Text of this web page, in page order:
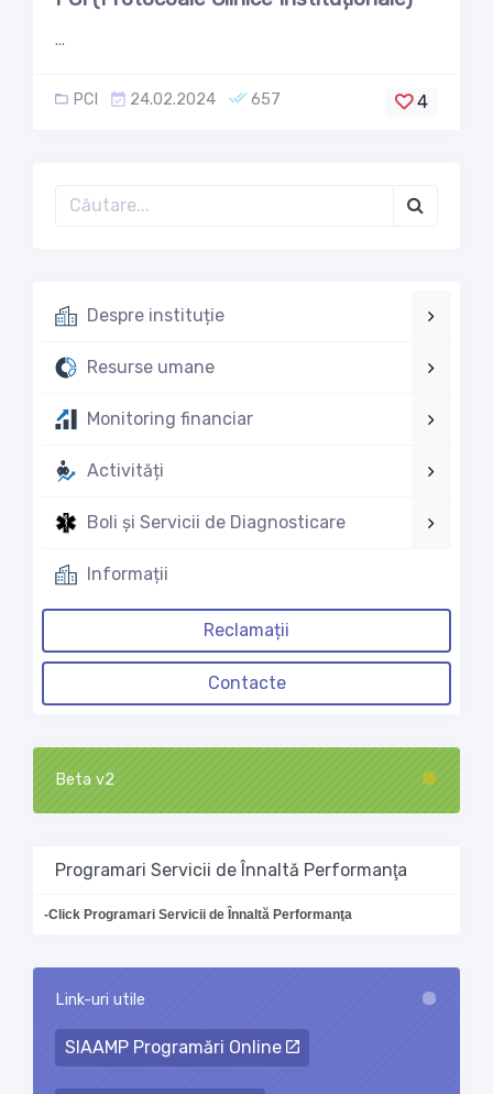
...
PCI 24.02.2024 657 4
Despre instituție
Resurse umane
Monitoring financiar
Activități
Boli și Servicii de Diagnosticare
Informații
Reclamații
Contacte
Beta v2
Programari Servicii de Înnaltă Performanţa
-Click Programari Servicii de Înnaltă Performanţa
Link-uri utile
SIAAMP Programări Online